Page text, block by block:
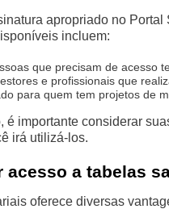
apropriado no
incluem:
que precisam de acesso
e profissionais que
para quem tem projetos de
é importante considerar
irá utilizá-los.
acesso a tabelas
oferece diversas